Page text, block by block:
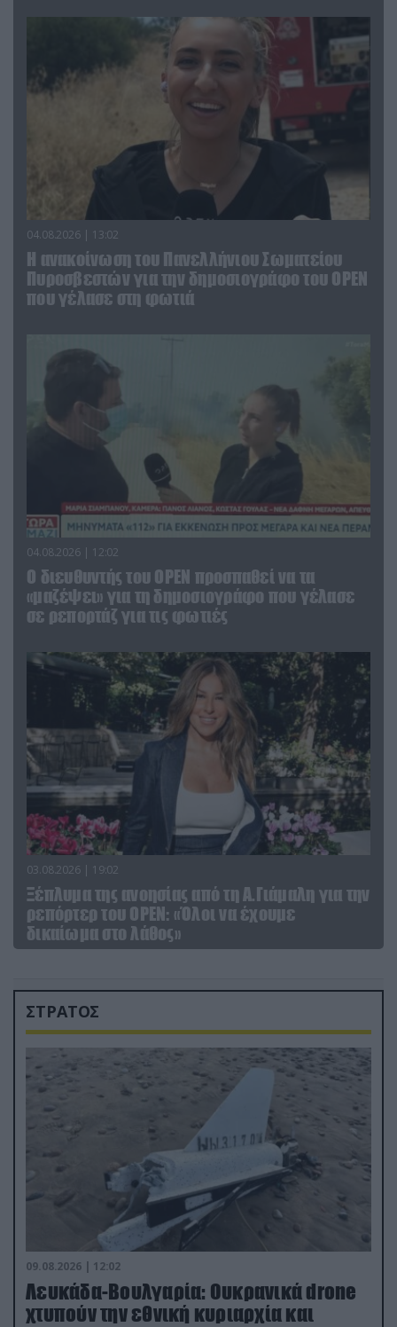
04.08.2026 | 13:02
Η ανακοίνωση του Πανελλήνιου Σωματείου
Πυροσβεστών για την δημοσιογράφο του OPEN
που γέλασε στη φωτιά
04.08.2026 | 12:02
O διευθυντής του OPEN προσπαθεί να τα
«μαζέψει» για τη δημοσιογράφο που γέλασε
σε ρεπορτάζ για τις φωτιές
03.08.2026 | 19:02
Ξέπλυμα της ανοησίας από τη Α.Γιάμαλη για την
ρεπόρτερ του ΟΡΕΝ: «Όλοι να έχουμε
δικαίωμα στο λάθος»
ΣΤΡΑΤΟΣ
09.08.2026 | 12:02
Λευκάδα-Βουλγαρία: Ουκρανικά drone
χτυπούν την εθνική κυριαρχία και